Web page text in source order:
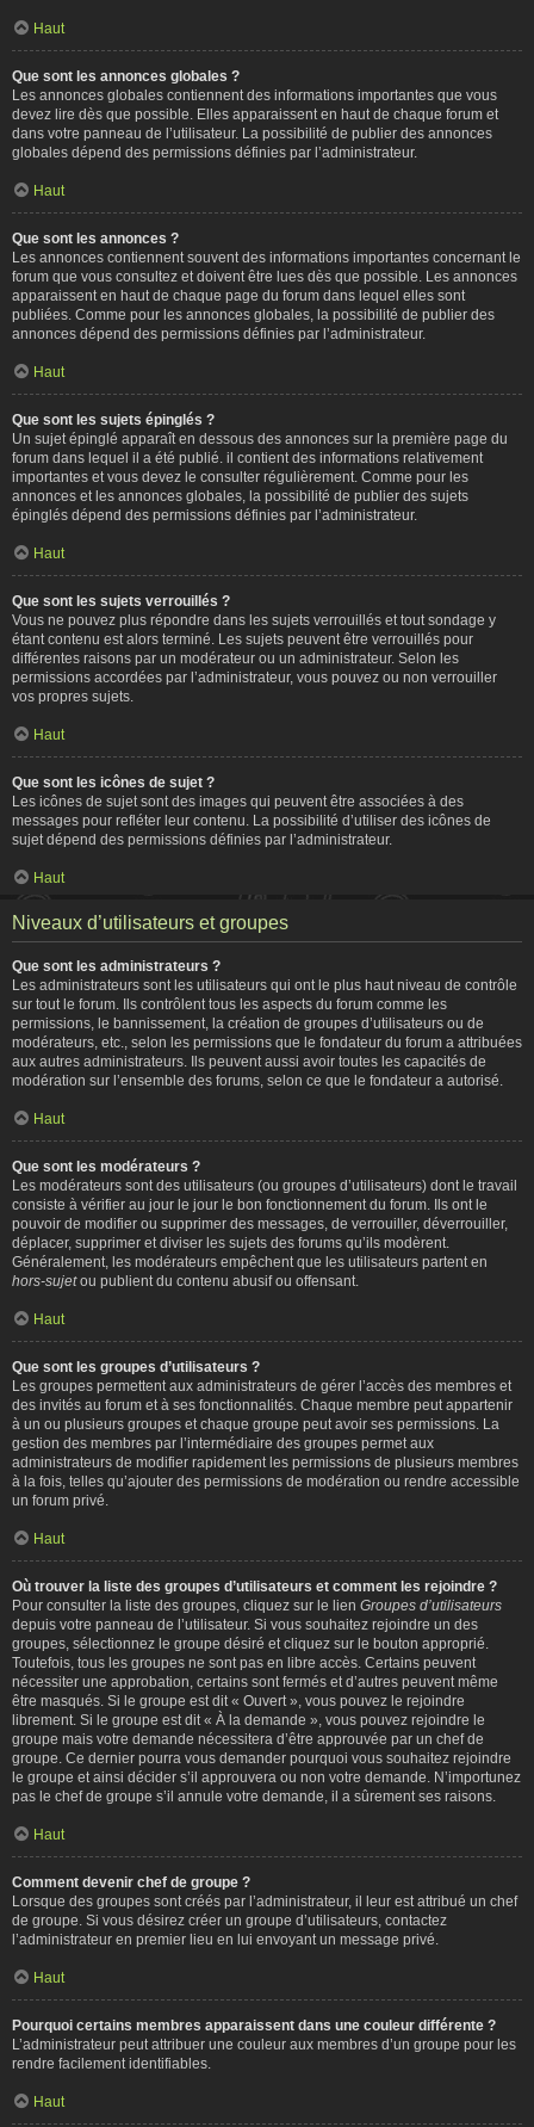
Haut
Que sont les annonces globales ?
Les annonces globales contiennent des informations importantes que vous
devez lire dès que possible. Elles apparaissent en haut de chaque forum et
dans votre panneau de l’utilisateur. La possibilité de publier des annonces
globales dépend des permissions définies par l’administrateur.
Haut
Que sont les annonces ?
Les annonces contiennent souvent des informations importantes concernant le
forum que vous consultez et doivent être lues dès que possible. Les annonces
apparaissent en haut de chaque page du forum dans lequel elles sont
publiées. Comme pour les annonces globales, la possibilité de publier des
annonces dépend des permissions définies par l’administrateur.
Haut
Que sont les sujets épinglés ?
Un sujet épinglé apparaît en dessous des annonces sur la première page du
forum dans lequel il a été publié. il contient des informations relativement
importantes et vous devez le consulter régulièrement. Comme pour les
annonces et les annonces globales, la possibilité de publier des sujets
épinglés dépend des permissions définies par l’administrateur.
Haut
Que sont les sujets verrouillés ?
Vous ne pouvez plus répondre dans les sujets verrouillés et tout sondage y
étant contenu est alors terminé. Les sujets peuvent être verrouillés pour
différentes raisons par un modérateur ou un administrateur. Selon les
permissions accordées par l’administrateur, vous pouvez ou non verrouiller
vos propres sujets.
Haut
Que sont les icônes de sujet ?
Les icônes de sujet sont des images qui peuvent être associées à des
messages pour refléter leur contenu. La possibilité d’utiliser des icônes de
sujet dépend des permissions définies par l’administrateur.
Haut
Niveaux d’utilisateurs et groupes
Que sont les administrateurs ?
Les administrateurs sont les utilisateurs qui ont le plus haut niveau de contrôle
sur tout le forum. Ils contrôlent tous les aspects du forum comme les
permissions, le bannissement, la création de groupes d’utilisateurs ou de
modérateurs, etc., selon les permissions que le fondateur du forum a attribuées
aux autres administrateurs. Ils peuvent aussi avoir toutes les capacités de
modération sur l’ensemble des forums, selon ce que le fondateur a autorisé.
Haut
Que sont les modérateurs ?
Les modérateurs sont des utilisateurs (ou groupes d’utilisateurs) dont le travail
consiste à vérifier au jour le jour le bon fonctionnement du forum. Ils ont le
pouvoir de modifier ou supprimer des messages, de verrouiller, déverrouiller,
déplacer, supprimer et diviser les sujets des forums qu’ils modèrent.
Généralement, les modérateurs empêchent que les utilisateurs partent en
hors-sujetou publient du contenu abusif ou offensant.
Haut
Que sont les groupes d’utilisateurs ?
Les groupes permettent aux administrateurs de gérer l’accès des membres et
des invités au forum et à ses fonctionnalités. Chaque membre peut appartenir
à un ou plusieurs groupes et chaque groupe peut avoir ses permissions. La
gestion des membres par l’intermédiaire des groupes permet aux
administrateurs de modifier rapidement les permissions de plusieurs membres
à la fois, telles qu’ajouter des permissions de modération ou rendre accessible
un forum privé.
Haut
Où trouver la liste des groupes d’utilisateurs et comment les rejoindre ?
Pour consulter la liste des groupes, cliquez sur le lien Groupes d’utilisateurs
depuis votre panneau de l’utilisateur. Si vous souhaitez rejoindre un des
groupes, sélectionnez le groupe désiré et cliquez sur le bouton approprié.
Toutefois, tous les groupes ne sont pas en libre accès. Certains peuvent
nécessiter une approbation, certains sont fermés et d’autres peuvent même
être masqués. Si le groupe est dit « Ouvert », vous pouvez le rejoindre
librement. Si le groupe est dit « À la demande », vous pouvez rejoindre le
groupe mais votre demande nécessitera d’être approuvée par un chef de
groupe. Ce dernier pourra vous demander pourquoi vous souhaitez rejoindre
le groupe et ainsi décider s’il approuvera ou non votre demande. N’importunez
pas le chef de groupe s’il annule votre demande, il a sûrement ses raisons.
Haut
Comment devenir chef de groupe ?
Lorsque des groupes sont créés par l’administrateur, il leur est attribué un chef
de groupe. Si vous désirez créer un groupe d’utilisateurs, contactez
l’administrateur en premier lieu en lui envoyant un message privé.
Haut
Pourquoi certains membres apparaissent dans une couleur différente ?
L’administrateur peut attribuer une couleur aux membres d’un groupe pour les
rendre facilement identifiables.
Haut